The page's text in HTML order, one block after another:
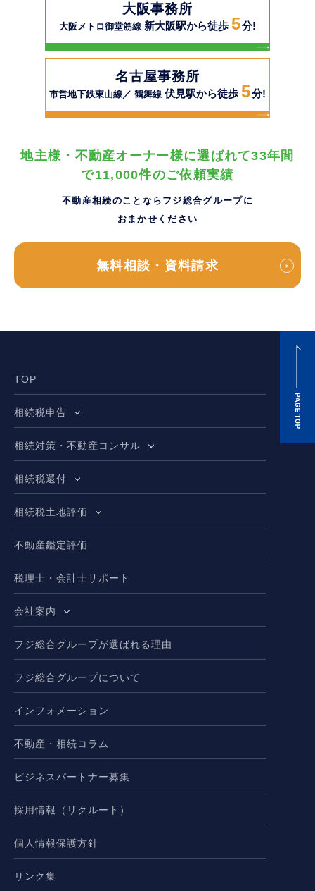
大阪事務所
大阪メトロ御堂筋線 新大阪駅から徒歩 5分!
名古屋事務所
市営地下鉄東山線／ 鶴舞線 伏見駅から徒歩 5分!
地主様・不動産オーナー様に選ばれて33年間
で11,000件のご依頼実績
不動産相続のことならフジ総合グループに
おまかせください
無料相談・資料請求
TOP
相続税申告
相続対策・不動産コンサル
相続税還付
相続税土地評価
不動産鑑定評価
税理士・会計士サポート
会社案内
フジ総合グループが選ばれる理由
フジ総合グループについて
インフォメーション
不動産・相続コラム
ビジネスパートナー募集
採用情報（リクルート）
個人情報保護方針
リンク集